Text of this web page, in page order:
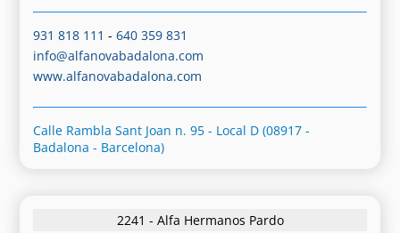
931 818 111 -640 359 831
info@alfanovabadalona.com
www.alfanovabadalona.com
Calle Rambla Sant Joan n. 95 - Local D (08917 -
Badalona - Barcelona)
2241 - Alfa Hermanos Pardo